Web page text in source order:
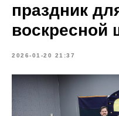
праздник
воскресной
2026-01-20 21:37